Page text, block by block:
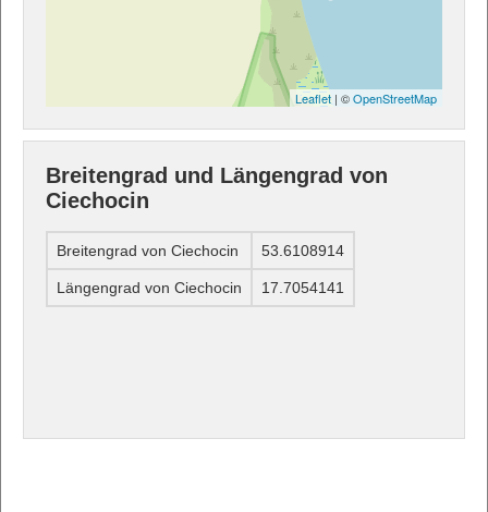
Leaflet | ©OpenStreetMap
Breitengrad und Längengrad von
Ciechocin
Breitengrad von Ciechocin 53.6108914
Längengrad von Ciechocin 17.7054141